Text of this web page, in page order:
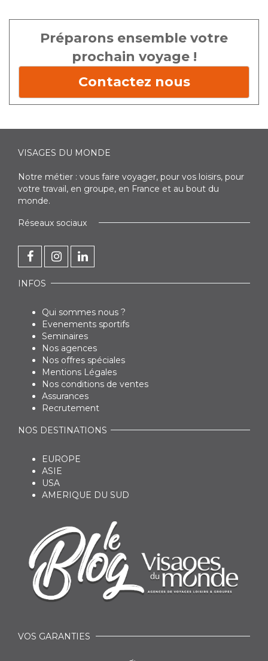
Préparons ensemble votre
prochain voyage !
Contactez nous
VISAGES DU MONDE
Notre métier : vous faire voyager, pour vos loisirs, pour
votre travail, en groupe, en France et au bout du
monde.
Réseaux sociaux
INFOS
Qui sommes nous ?
Evenements sportifs
Seminaires
Nos agences
Nos offres spéciales
Mentions Légales
Nos conditions de ventes
Assurances
Recrutement
NOS DESTINATIONS
EUROPE
ASIE
USA
AMERIQUE DU SUD
VOS GARANTIES